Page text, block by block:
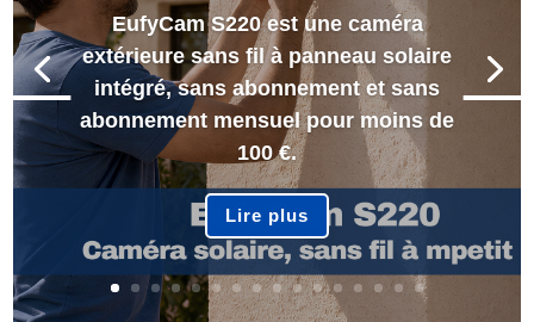
EufyCam S220 est une caméra
extérieure sans fil à panneau solaire
intégré, sans abonnement et sans
abonnement mensuel pour moins de
100 €.
Lire plus